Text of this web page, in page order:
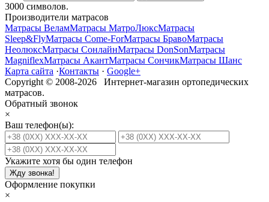
3000 символов.
Производители матрасов
Матрасы ВеламМатрасы МатроЛюксМатрасы
Sleep&FlyМатрасы Come-ForМатрасы БравоМатрасы
НеолюксМатрасы СонлайнМатрасы DonSonМатрасы
MagniflexМатрасы АкантМатрасы СончикМатрасы Шанс
Карта сайта ·Контакты · Google+
Copyright © 2008-2026 Интернет-магазин ортопедических
матрасов.
Обратный звонок
×
Ваш телефон(ы):
Укажите хотя бы один телефон
Жду звонка!
Оформление покупки
×